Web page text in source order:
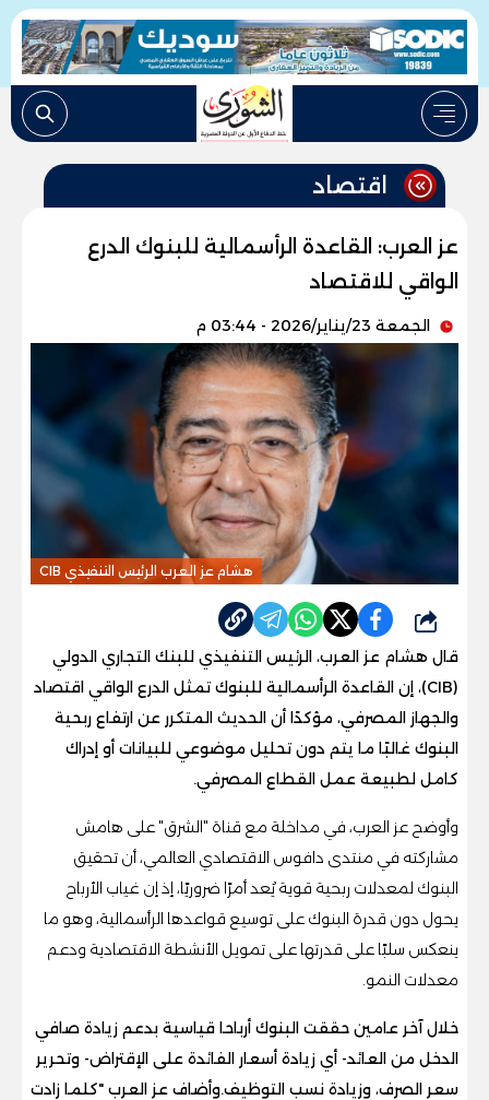
اقتصاد
عز العرب: القاعدة الرأسمالية للبنوك الدرع
الواقي للاقتصاد
الجمعة 23/يناير/2026 - 03:44 م
هشام عز العرب الرئيس التنفيذي CIB
شارك
قال هشام عز العرب، الرئيس التنفيذي للبنك التجاري الدولي
(CIB)، إن القاعدة الرأسمالية للبنوك تمثل الدرع الواقي اقتصاد
والجهاز المصرفي، مؤكدًا أن الحديث المتكرر عن ارتفاع ربحية
البنوك غالبًا ما يتم دون تحليل موضوعي للبيانات أو إدراك
كامل لطبيعة عمل القطاع المصرفي.
وأوضح عز العرب، في مداخلة مع قناة "الشرق" على هامش
مشاركته في منتدى دافوس الاقتصادي العالمي، أن تحقيق
البنوك لمعدلات ربحية قوية يُعد أمرًا ضروريًا، إذ إن غياب الأرباح
يحول دون قدرة البنوك على توسيع قواعدها الرأسمالية، وهو ما
ينعكس سلبًا على قدرتها على تمويل الأنشطة الاقتصادية ودعم
معدلات النمو.
خلال آخر عامين حققت البنوك أرباحا قياسية بدعم زيادة صافي
الدخل من العائد- أي زيادة أسعار الفائدة على الإقتراض- وتحرير
سعر الصرف، وزيادة نسب التوظيف.وأضاف عز العرب "كلما زادت